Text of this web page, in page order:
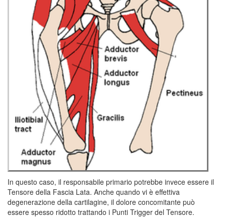
In questo caso, il responsabile primario potrebbe invece essere il
Tensore della Fascia Lata. Anche quando vi è effettiva
degenerazione della cartilagine, il dolore concomitante può
essere spesso ridotto trattando i Punti Trigger del Tensore.